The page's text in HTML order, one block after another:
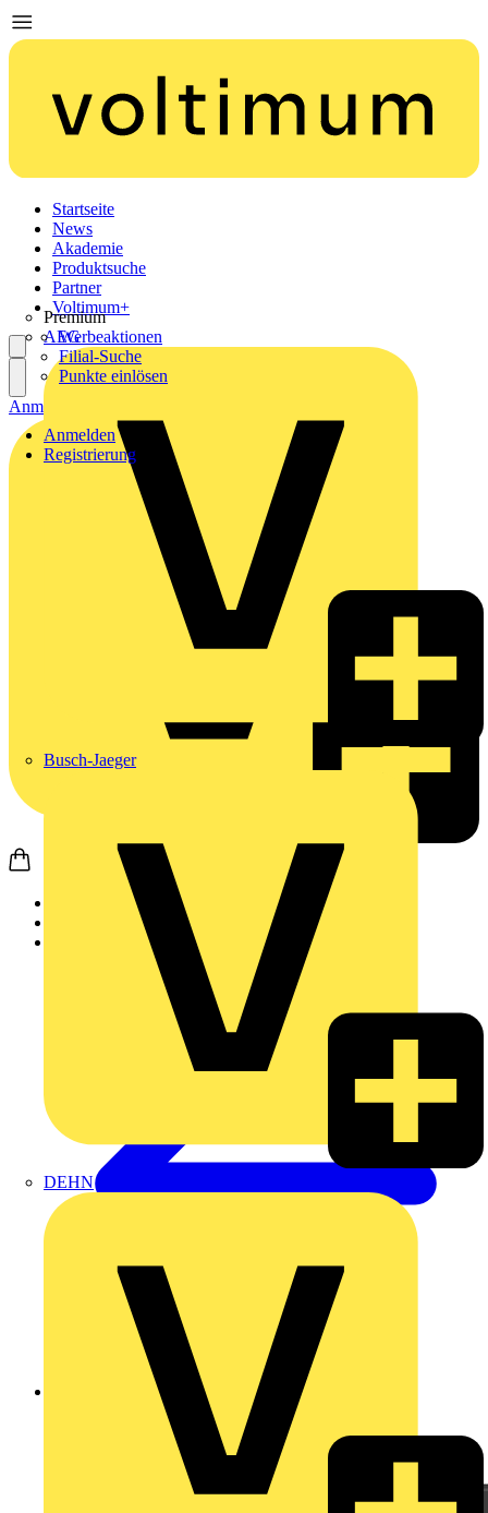
Startseite
News
Akademie
Produktsuche
Partner
Premium
AEG
Busch-Jaeger
DEHN
Voltimum+
Werbeaktionen
Filial-Suche
Punkte einlösen
Anmelden
Registrierung
Anmelden
Zurück zu Produkte